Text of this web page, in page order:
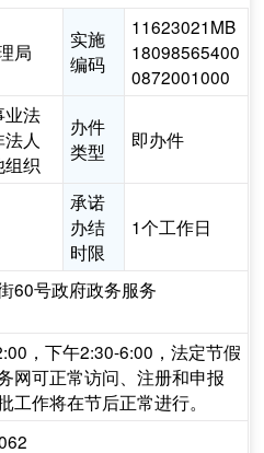
局
实施
编码
11623021MB
18098565400
0872001000
业法
人
组织
办件
类型
即办件
承诺
办结
时限
1个工作日
60号政府政务服务
，下午2:30-6:00，法定节假
网可正常访问、注册和申报
工作将在节后正常进行。